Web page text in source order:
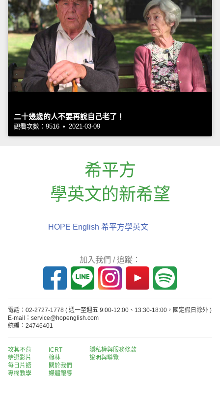
二十幾歲的人不要再說自己老了！
觀看次數：9516 • 2021-03-09
希平方
學英文的新希望
HOPE English 希平方學英文
加入我們 / 追蹤：
電話：02-2727-1778 ( 週一至週五 9:00-12:00、13:30-18:00，國定假日除外 )
E-mail：service@hopenglish.com
統編：24746401
攻其不背
精選影片
每日片語
專欄教學
ICRT
翰林
關於我們
媒體報導
隱私權與服務條款
說明與導覽